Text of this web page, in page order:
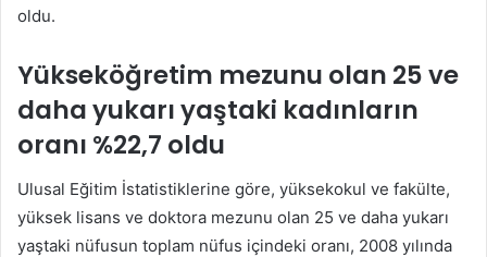
oldu.
Yükseköğretim mezunu olan 25 ve
daha yukarı yaştaki kadınların
oranı %22,7 oldu
Ulusal Eğitim İstatistiklerine göre, yüksekokul ve fakülte,
yüksek lisans ve doktora mezunu olan 25 ve daha yukarı
yaştaki nüfusun toplam nüfus içindeki oranı, 2008 yılında